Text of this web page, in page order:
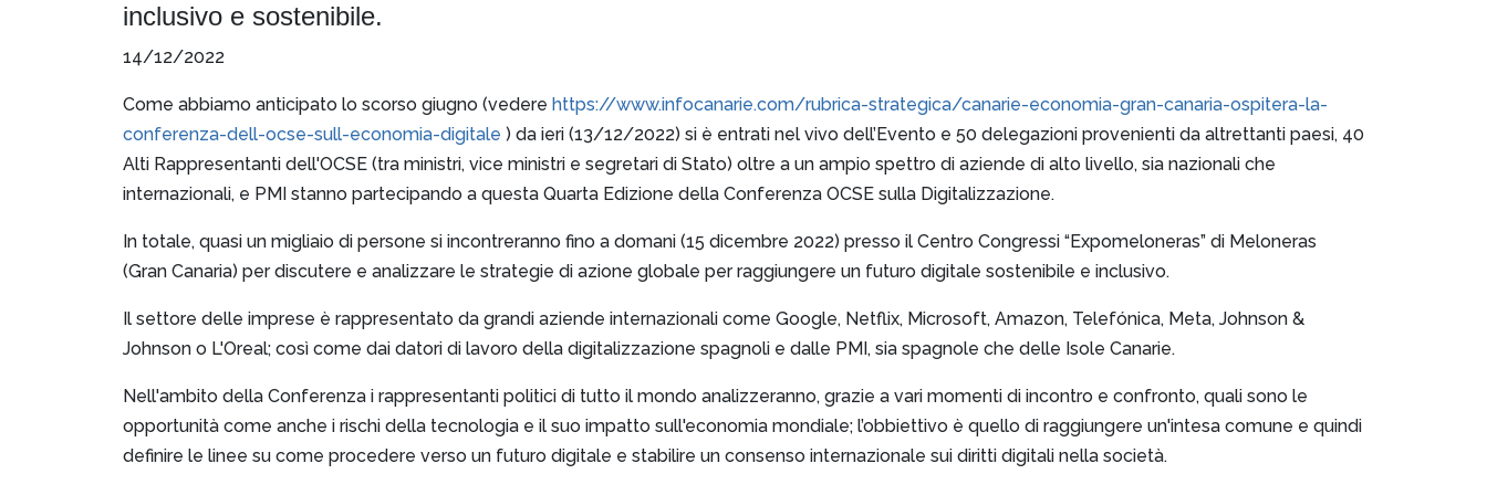
inclusivo e sostenibile.
14/12/2022
Come abbiamo anticipato lo scorso giugno (vedere https://www.infocanarie.com/rubrica-strategica/canarie-economia-gran-canaria-ospitera-la-
conferenza-dell-ocse-sull-economia-digitale ) da ieri (13/12/2022) si è entrati nel vivo dell’Evento e 50 delegazioni provenienti da altrettanti paesi, 40
Alti Rappresentanti dell'OCSE (tra ministri, vice ministri e segretari di Stato) oltre a un ampio spettro di aziende di alto livello, sia nazionali che
internazionali, e PMI stanno partecipando a questa Quarta Edizione della Conferenza OCSE sulla Digitalizzazione.
In totale, quasi un migliaio di persone si incontreranno fino a domani (15 dicembre 2022) presso il Centro Congressi “Expomeloneras” di Meloneras
(Gran Canaria) per discutere e analizzare le strategie di azione globale per raggiungere un futuro digitale sostenibile e inclusivo.
Il settore delle imprese è rappresentato da grandi aziende internazionali come Google, Netflix, Microsoft, Amazon, Telefónica, Meta, Johnson &
Johnson o L'Oreal; così come dai datori di lavoro della digitalizzazione spagnoli e dalle PMI, sia spagnole che delle Isole Canarie.
Nell'ambito della Conferenza i rappresentanti politici di tutto il mondo analizzeranno, grazie a vari momenti di incontro e confronto, quali sono le
opportunità come anche i rischi della tecnologia e il suo impatto sull'economia mondiale; l’obbiettivo è quello di raggiungere un'intesa comune e quindi
definire le linee su come procedere verso un futuro digitale e stabilire un consenso internazionale sui diritti digitali nella società.